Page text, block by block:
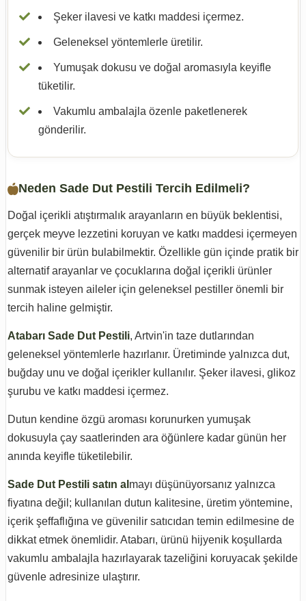
Şeker ilavesi ve katkı maddesi içermez.
Geleneksel yöntemlerle üretilir.
Yumuşak dokusu ve doğal aromasıyla keyifle
tüketilir.
Vakumlu ambalajla özenle paketlenerek
gönderilir.
Neden Sade Dut Pestili Tercih Edilmeli?
Doğal içerikli atıştırmalık arayanların en büyük beklentisi,
gerçek meyve lezzetini koruyan ve katkı maddesi içermeyen
güvenilir bir ürün bulabilmektir. Özellikle gün içinde pratik bir
alternatif arayanlar ve çocuklarına doğal içerikli ürünler
sunmak isteyen aileler için geleneksel pestiller önemli bir
tercih haline gelmiştir.
Atabarı Sade Dut Pestili, Artvin'in taze dutlarından
geleneksel yöntemlerle hazırlanır. Üretiminde yalnızca dut,
buğday unu ve doğal içerikler kullanılır. Şeker ilavesi, glikoz
şurubu ve katkı maddesi içermez.
Dutun kendine özgü aroması korunurken yumuşak
dokusuyla çay saatlerinden ara öğünlere kadar günün her
anında keyifle tüketilebilir.
Sade Dut Pestili satın al mayı düşünüyorsanız yalnızca
fiyatına değil; kullanılan dutun kalitesine, üretim yöntemine,
içerik şeffaflığına ve güvenilir satıcıdan temin edilmesine de
dikkat etmek önemlidir. Atabarı, ürünü hijyenik koşullarda
vakumlu ambalajla hazırlayarak tazeliğini koruyacak şekilde
güvenle adresinize ulaştırır.